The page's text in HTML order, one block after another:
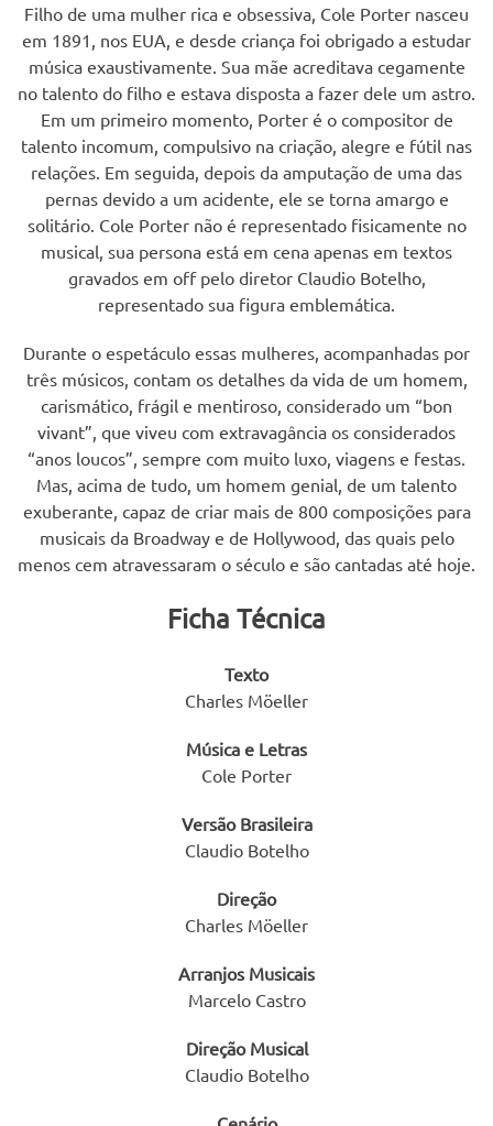
Filho de uma mulher rica e obsessiva, Cole Porter nasceu
em 1891, nos EUA, e desde criança foi obrigado a estudar
música exaustivamente. Sua mãe acreditava cegamente
no talento do filho e estava disposta a fazer dele um astro.
Em um primeiro momento, Porter é o compositor de
talento incomum, compulsivo na criação, alegre e fútil nas
relações. Em seguida, depois da amputação de uma das
pernas devido a um acidente, ele se torna amargo e
solitário. Cole Porter não é representado fisicamente no
musical, sua persona está em cena apenas em textos
gravados em off pelo diretor Claudio Botelho,
representado sua figura emblemática.
Durante o espetáculo essas mulheres, acompanhadas por
três músicos, contam os detalhes da vida de um homem,
carismático, frágil e mentiroso, considerado um “bon
vivant”, que viveu com extravagância os considerados
“anos loucos”, sempre com muito luxo, viagens e festas.
Mas, acima de tudo, um homem genial, de um talento
exuberante, capaz de criar mais de 800 composições para
musicais da Broadway e de Hollywood, das quais pelo
menos cem atravessaram o século e são cantadas até hoje.
Ficha Técnica
Texto
Charles Möeller
Música e Letras
Cole Porter
Versão Brasileira
Claudio Botelho
Direção
Charles Möeller
Arranjos Musicais
Marcelo Castro
Direção Musical
Claudio Botelho